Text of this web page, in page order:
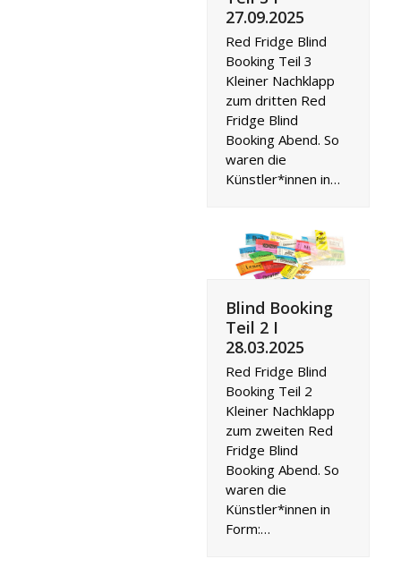
27.09.2025
Red Fridge Blind
Booking Teil 3
Kleiner Nachklapp
zum dritten Red
Fridge Blind
Booking Abend. So
waren die
Künstler*innen in…
Blind Booking
Teil 2 I
28.03.2025
Red Fridge Blind
Booking Teil 2
Kleiner Nachklapp
zum zweiten Red
Fridge Blind
Booking Abend. So
waren die
Künstler*innen in
Form:…